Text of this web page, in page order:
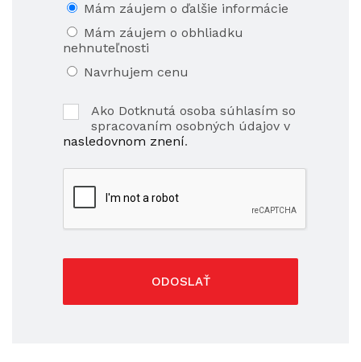
Mám záujem o ďalšie informácie
Mám záujem o obhliadku
nehnuteľnosti
Navrhujem cenu
Ako Dotknutá osoba súhlasím so
spracovaním osobných údajov v
nasledovnom znení.
ODOSLAŤ